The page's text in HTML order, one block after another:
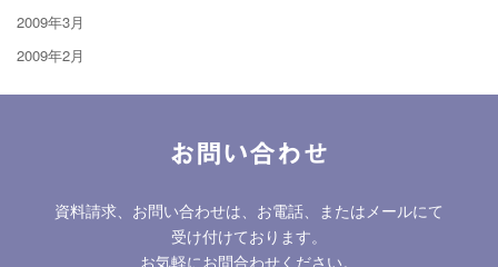
2009年3月
2009年2月
お問い合わせ
資料請求、お問い合わせは、お電話、またはメールにて
受け付けております。
お気軽にお問合わせください。